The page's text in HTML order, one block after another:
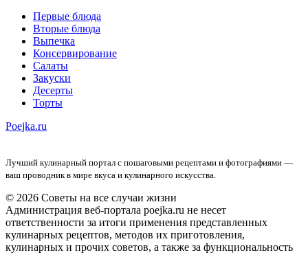
Первые блюда
Вторые блюда
Выпечка
Консервирование
Салаты
Закуски
Десерты
Торты
Poejka.ru
Лучший кулинарный портал с пошаговыми рецептами и фотографиями —
ваш проводник в мире вкуса и кулинарного искусства.
© 2026 Советы на все случаи жизни
Администрация веб-портала poejka.ru не несет
ответственности за итоги применения представленных
кулинарных рецептов, методов их приготовления,
кулинарных и прочих советов, а также за функциональность